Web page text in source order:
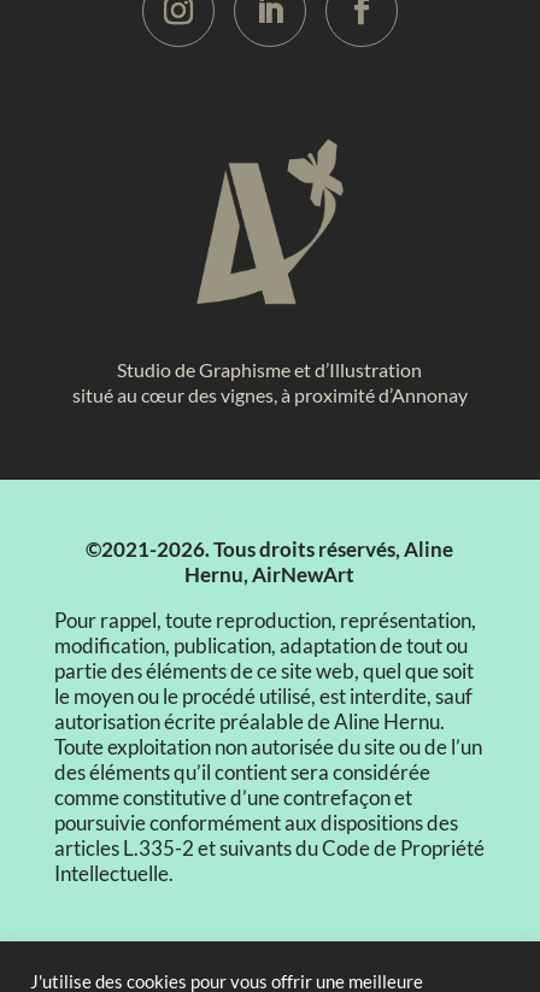
Studio de Graphisme et d’Illustration
situé au cœur des vignes, à proximité d’Annonay
©2021-2026. Tous droits réservés, Aline
Hernu, AirNewArt
Pour rappel, toute reproduction, représentation,
modification, publication, adaptation de tout ou
partie des éléments de ce site web, quel que soit
le moyen ou le procédé utilisé, est interdite, sauf
autorisation écrite préalable de Aline Hernu.
Toute exploitation non autorisée du site ou de l’un
des éléments qu’il contient sera considérée
comme constitutive d’une contrefaçon et
poursuivie conformément aux dispositions des
articles L.335-2 et suivants du Code de Propriété
Intellectuelle.
J'utilise des cookies pour vous offrir une meilleure